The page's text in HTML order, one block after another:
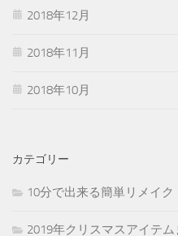
2018年12月
2018年11月
2018年10月
カテゴリー
10分で出来る簡単リメイク
2019年クリスマスアイテム